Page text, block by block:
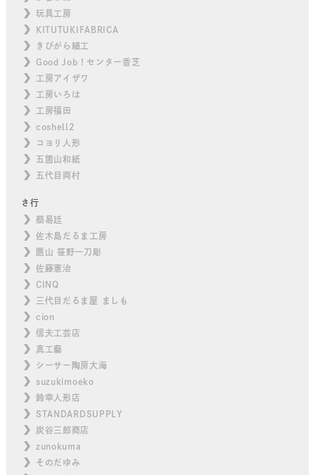
玩具工房
KITUTUKIFABRICA
きびがら細工
Good Job！センター香芝
工房アイザワ
工房いろは
工房福田
coshell2
コヨリ人形
五箇山和紙
五代目両村
さ行
蔡易廷
佐木島だるま工房
鷹山 笹野一刀彫
佐藤憲治
CINQ
三代目だるま屋 ましも
cion
信夫工芸店
真工藝
シーサー陶房大海
suzukimoeko
鈴幸人形店
STANDARDSUPPLY
炭谷三郎商店
zunokuma
そのだゆみ